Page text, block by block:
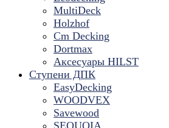
MultiDeck
Holzhof
Cm Decking
Dortmax
Аксесуары HILST
Ступени ДПК
EasyDecking
WOODVEX
Savewood
SEQUOIA